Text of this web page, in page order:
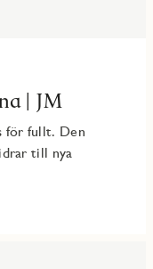
| JM
för fullt. Den
till nya